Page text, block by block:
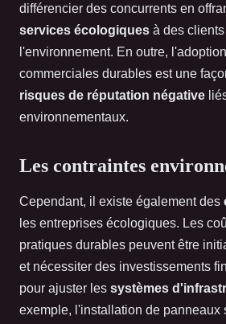
différencier des concurrents en
services écologiques à des
l'environnement. En outre,
commerciales durables est une
risques de réputation négative
environnementaux.
Les contraintes
Cependant, il existe également des
les entreprises écologiques. Les
pratiques durables peuvent être
et nécessiter des investissements
pour ajuster les systèmes
exemple, l'installation de panneaux